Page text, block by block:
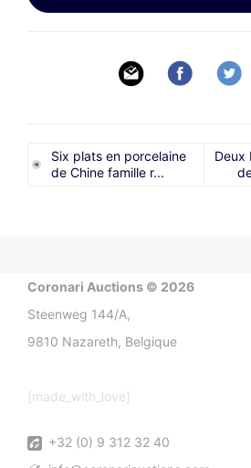
Six plats en porcelaine
de Chine famille r...
Deux
Coronari Auctions © 2026
Steenweg 144/A,
9810 Nazareth, Belgique
[made_with_love]
+32 (0) 9 312 32 40